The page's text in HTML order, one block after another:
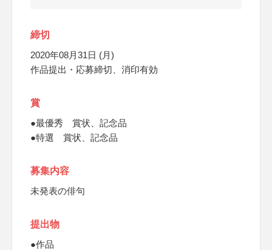
締切
2020年08月31日 (月)
作品提出・応募締切、消印有効
賞
●最優秀 賞状、記念品
●特選 賞状、記念品
募集内容
未発表の俳句
提出物
●作品